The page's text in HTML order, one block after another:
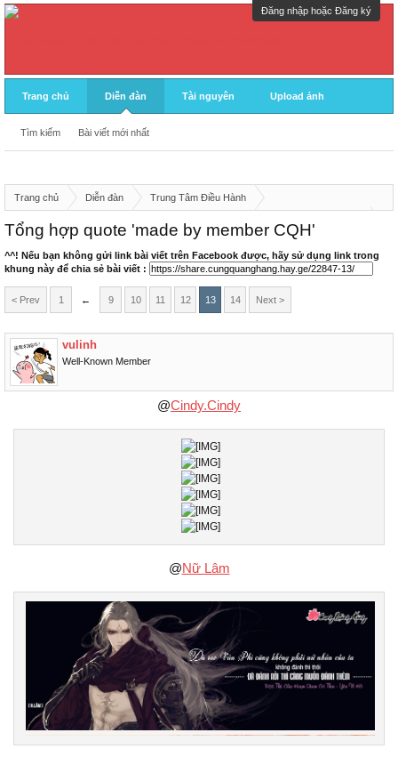
Đăng nhập hoặc Đăng ký
Trang chủ Diễn đàn
Tìm kiếm Bài viết mới nhất
Tài nguyên Upload ảnh
Trang chủ Diễn đàn
Trung Tâm Điều Hành
Tổng hợp quote 'made by member CQH'
^^! Nếu bạn không gửi link bài viết trên Facebook được, hãy sử dụng link trong
khung này để chia sẻ bài viết :
< Prev 1 ← 9 10 11 12 13 14 Next >
vulinh
Well-Known Member
@Cindy.Cindy
@Nữ Lâm